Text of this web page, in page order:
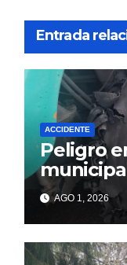
Entrada
ACCIDENTE
Peligro
deAGO 1, 2026